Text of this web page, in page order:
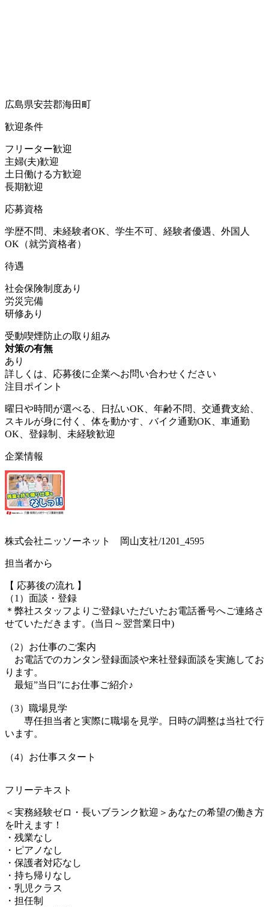
広島県安芸郡海田町
歓迎条件
フリーター歓迎
主婦(夫)歓迎
土日働ける方歓迎
長期歓迎
応募資格
学歴不問、未経験者OK、学生不可、経験者優遇、外国人
OK（就労資格者）
待遇
社会保険制度あり
労災完備
研修あり
受動喫煙防止の取り組み
対策の有無
あり
詳しくは、応募後に企業へお問い合わせください
注目ポイント
曜日や時間が選べる、日払いOK、年齢不問、交通費支給、
スキルが身に付く、体を動かす、バイク通勤OK、車通勤
OK、登録制、未経験歓迎
企業情報
株式会社ニッソーネット 岡山支社/1201_4595
担当者から
【 応募後の流れ 】
（1）面談・登録
＊弊社スタッフよりご登録いただいたお電話番号へご連絡さ
せていただきます。(当日～翌営業日中)
（2）お仕事のご案内
お電話でのカンタン登録面談や来社登録面談を実施してお
ります。
最短”当日”にお仕事ご紹介♪
（3）職場見学
専任担当者と実際に職場を見学。日時の調整は当社で行
います。
（4）お仕事スタート
フリーテキスト
＜実務経験ゼロ・長いブランク歓迎＞あなたの希望の働き方
を叶えます！
・残業なし
・ピアノなし
・保護者対応なし
・持ち帰りなし
・乳児クラス
・担任制